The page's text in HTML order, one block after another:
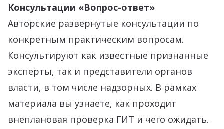
Консультации «Вопрос-ответ»
Авторские развернутые консультации по
конкретным практическим вопросам.
Консультируют как известные признанные
эксперты, так и представители органов
власти, в том числе надзорных. В рамках
материала вы узнаете, как проходит
внеплановая проверка ГИТ и чего ожидать.